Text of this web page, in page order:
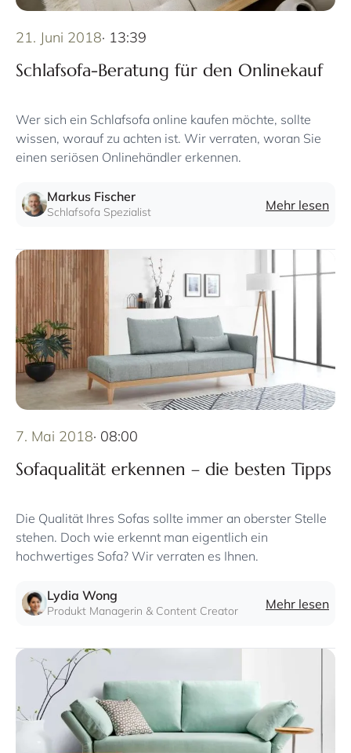
21. Juni 2018· 13:39
Schlafsofa-Beratung für den Onlinekauf
Wer sich ein Schlafsofa online kaufen möchte, sollte
wissen, worauf zu achten ist. Wir verraten, woran Sie
einen seriösen Onlinehändler erkennen.
Markus Fischer
Schlafsofa Spezialist Mehr lesen
7. Mai 2018· 08:00
Sofaqualität erkennen – die besten Tipps
Die Qualität Ihres Sofas sollte immer an oberster Stelle
stehen. Doch wie erkennt man eigentlich ein
hochwertiges Sofa? Wir verraten es Ihnen.
Lydia Wong
Produkt Managerin & Content Creator Mehr lesen